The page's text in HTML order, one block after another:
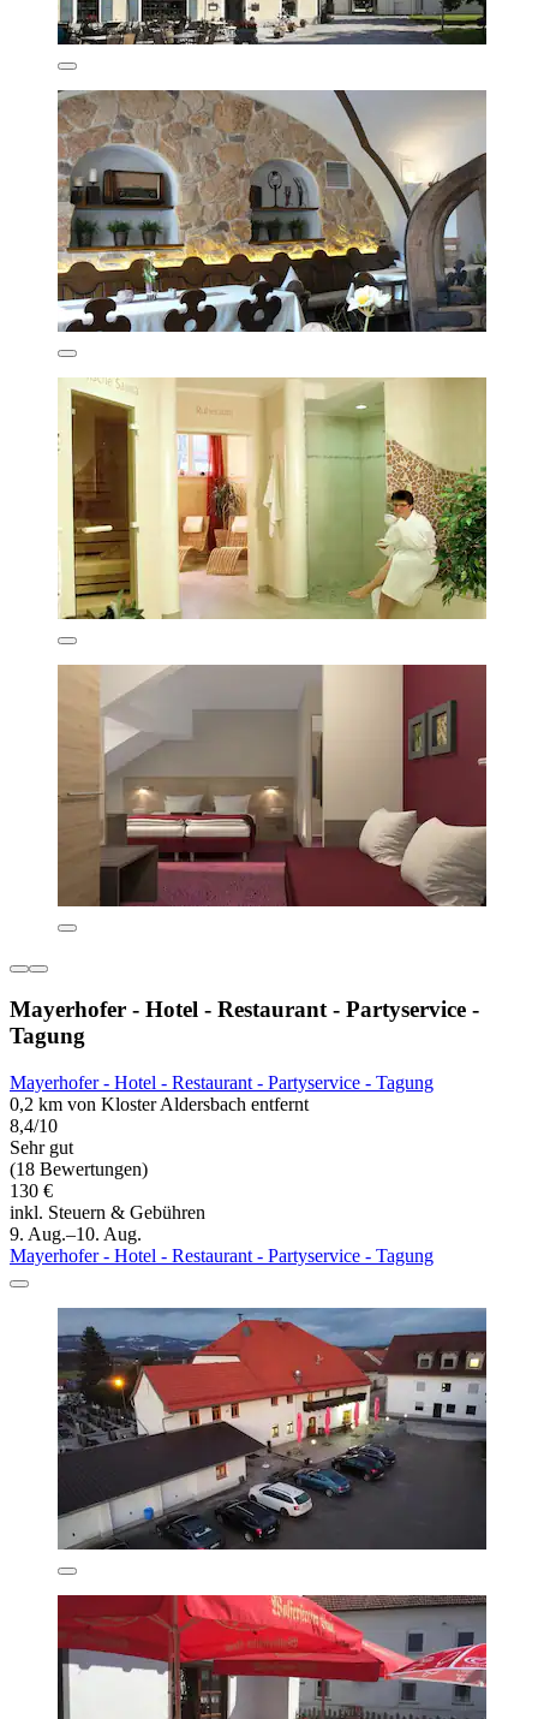
Mayerhofer - Hotel - Restaurant - Partyservice -
Tagung
Mayerhofer - Hotel - Restaurant - Partyservice - Tagung
0,2 km von Kloster Aldersbach entfernt
8,4/10
Sehr gut
(18 Bewertungen)
130 €
inkl. Steuern & Gebühren
9. Aug.–10. Aug.
Mayerhofer - Hotel - Restaurant - Partyservice - Tagung